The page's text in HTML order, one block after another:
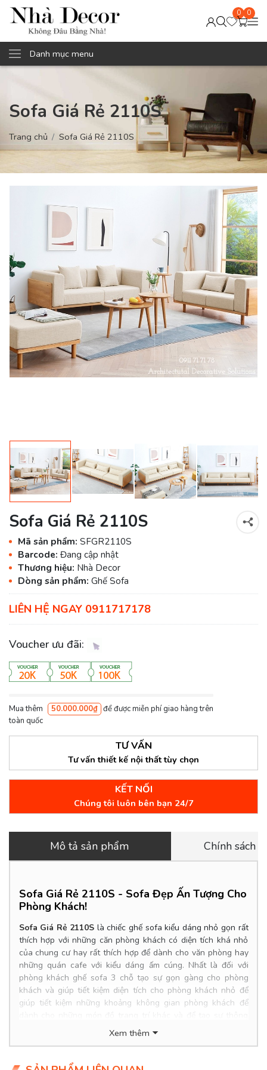
0 0
Danh mục menu
Sofa Giá Rẻ 2110S
Trang chủ Sofa Giá Rẻ 2110S
Sofa Giá Rẻ 2110S
Mã sản phẩm: SFGR2110S
Barcode: Đang cập nhật
Thương hiệu: Nhà Decor
Dòng sản phẩm: Ghế Sofa
LIÊN HỆ NGAY 0911717178
Voucher ưu đãi:
Mua thêm 50.000.000₫ để được miễn phí giao hàng trên
toàn quốc
TƯ VẤN
Tư vấn thiết kế nội thất tùy chọn
KẾT NỐI
Chúng tôi luôn bên bạn 24/7
Mô tả sản phẩm Chính sách
Sofa Giá Rẻ 2110S - Sofa Đẹp Ấn Tượng Cho
Phòng Khách!
Sofa Giá Rẻ 2110S là chiếc ghế sofa kiểu dáng nhỏ gọn rất
thích hợp với những căn phòng khách có diện tích khá nhỏ
của chung cư hay rất thích hợp để dành cho văn phòng hay
những quán cafe với kiểu dáng ấm cúng. Nhất là đối với
phòng khách ghế sofa 3 chỗ tạo sự gọn gàng cho phòng
khách và giúp tiết kiệm diện tích cho phòng khách nhỏ để
giúp tiết kiệm những khoảng không gian phòng khách để
thoáng cho phòng khách đế giúp các thành viên trong gia
Xem thêm